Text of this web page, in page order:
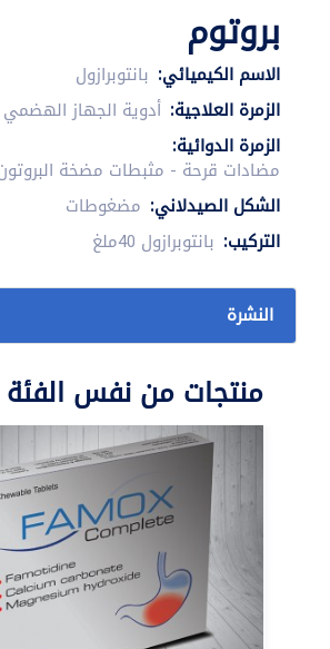
بروتوم
الاسم الكيميائي: بانتوبرازول
الزمرة العلاجية: أدوية الجهاز الهضمي
الزمرة الدوائية:
مضادات قرحة - مثبطات مضخة
الشكل الصيدلاني: مضغوطات
التركيب: بانتوبرازول 40ملغ
النشرة
منتجات من نفس الفئة